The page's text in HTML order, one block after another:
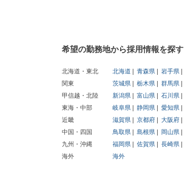
希望の勤務地から採用情報を探す
北海道・東北 北海道 青森県 岩手県
関東
茨城県 栃木県 群馬県
甲信越・北陸
新潟県 富山県 石川県
東海・中部
岐阜県 静岡県 愛知県
近畿
滋賀県 京都府 大阪府
中国・四国
鳥取県 島根県 岡山県
九州・沖縄
福岡県 佐賀県 長崎県
海外
海外